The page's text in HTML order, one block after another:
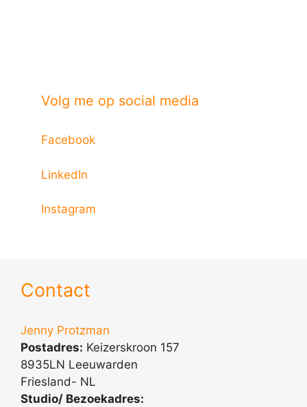
Volg me op social media
Facebook
LinkedIn
Instagram
Contact
Jenny Protzman
Postadres: Keizerskroon 157
8935LN Leeuwarden
Friesland- NL
Studio/ Bezoekadres: